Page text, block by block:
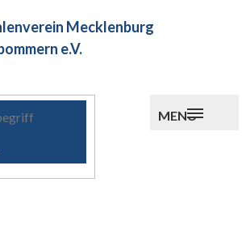
Mecklenburg
e.V.
MENU